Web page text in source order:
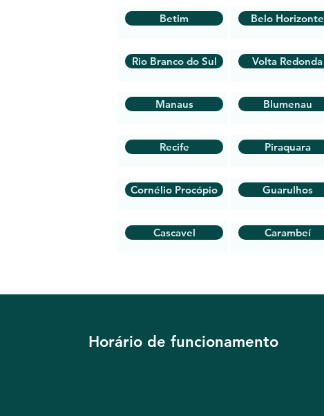
Betim
Rio Branco do Sul
Manaus
Recife
Cornélio Procópio
Cascavel
Belo Horizonte
Volta Redonda
Blumenau
Piraquara
Guarulhos
Carambeí
Horário de funcionamento